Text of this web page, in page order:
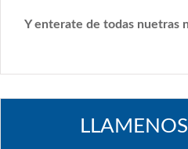
Y enterate de todas nuetras